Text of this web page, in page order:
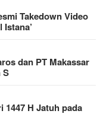
Takedown Video
dan PT Makassar
S
1447 H Jatuh pada